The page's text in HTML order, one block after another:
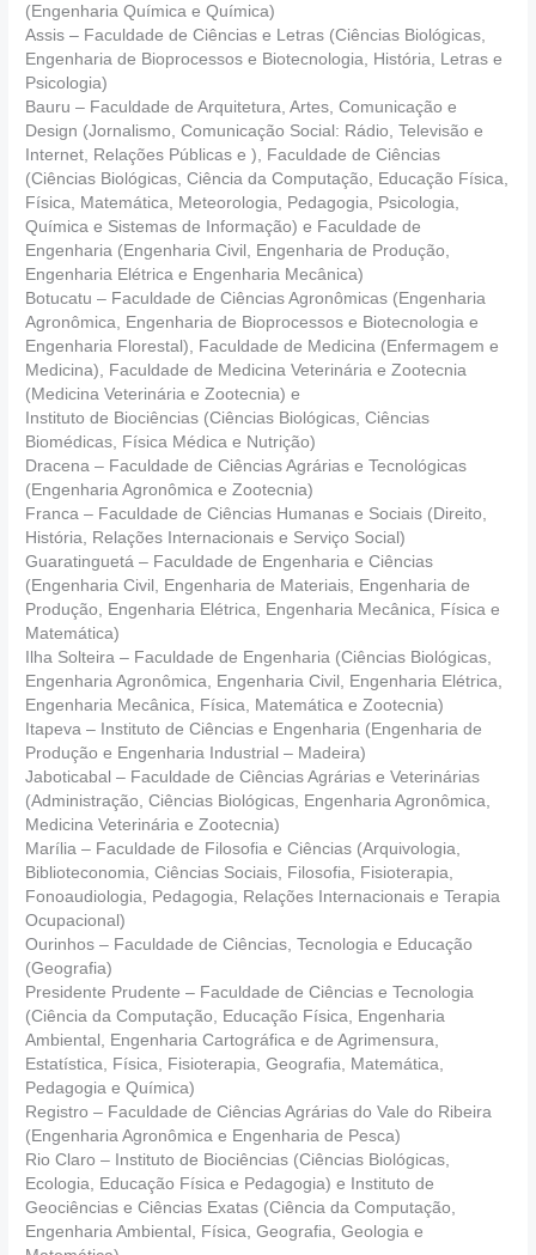
(Engenharia Química e Química)
Assis – Faculdade de Ciências e Letras (Ciências Biológicas,
Engenharia de Bioprocessos e Biotecnologia, História, Letras e
Psicologia)
Bauru – Faculdade de Arquitetura, Artes, Comunicação e
Design (Jornalismo, Comunicação Social: Rádio, Televisão e
Internet, Relações Públicas e ), Faculdade de Ciências
(Ciências Biológicas, Ciência da Computação, Educação Física,
Física, Matemática, Meteorologia, Pedagogia, Psicologia,
Química e Sistemas de Informação) e Faculdade de
Engenharia (Engenharia Civil, Engenharia de Produção,
Engenharia Elétrica e Engenharia Mecânica)
Botucatu – Faculdade de Ciências Agronômicas (Engenharia
Agronômica, Engenharia de Bioprocessos e Biotecnologia e
Engenharia Florestal), Faculdade de Medicina (Enfermagem e
Medicina), Faculdade de Medicina Veterinária e Zootecnia
(Medicina Veterinária e Zootecnia) e
Instituto de Biociências (Ciências Biológicas, Ciências
Biomédicas, Física Médica e Nutrição)
Dracena – Faculdade de Ciências Agrárias e Tecnológicas
(Engenharia Agronômica e Zootecnia)
Franca – Faculdade de Ciências Humanas e Sociais (Direito,
História, Relações Internacionais e Serviço Social)
Guaratinguetá – Faculdade de Engenharia e Ciências
(Engenharia Civil, Engenharia de Materiais, Engenharia de
Produção, Engenharia Elétrica, Engenharia Mecânica, Física e
Matemática)
Ilha Solteira – Faculdade de Engenharia (Ciências Biológicas,
Engenharia Agronômica, Engenharia Civil, Engenharia Elétrica,
Engenharia Mecânica, Física, Matemática e Zootecnia)
Itapeva – Instituto de Ciências e Engenharia (Engenharia de
Produção e Engenharia Industrial – Madeira)
Jaboticabal – Faculdade de Ciências Agrárias e Veterinárias
(Administração, Ciências Biológicas, Engenharia Agronômica,
Medicina Veterinária e Zootecnia)
Marília – Faculdade de Filosofia e Ciências (Arquivologia,
Biblioteconomia, Ciências Sociais, Filosofia, Fisioterapia,
Fonoaudiologia, Pedagogia, Relações Internacionais e Terapia
Ocupacional)
Ourinhos – Faculdade de Ciências, Tecnologia e Educação
(Geografia)
Presidente Prudente – Faculdade de Ciências e Tecnologia
(Ciência da Computação, Educação Física, Engenharia
Ambiental, Engenharia Cartográfica e de Agrimensura,
Estatística, Física, Fisioterapia, Geografia, Matemática,
Pedagogia e Química)
Registro – Faculdade de Ciências Agrárias do Vale do Ribeira
(Engenharia Agronômica e Engenharia de Pesca)
Rio Claro – Instituto de Biociências (Ciências Biológicas,
Ecologia, Educação Física e Pedagogia) e Instituto de
Geociências e Ciências Exatas (Ciência da Computação,
Engenharia Ambiental, Física, Geografia, Geologia e